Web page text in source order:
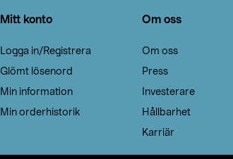
Mitt konto
Logga in/Registrera
Glömt lösenord
Min information
Min orderhistorik
Om oss
Om oss
Press
Investerare
Hållbarhet
Karriär